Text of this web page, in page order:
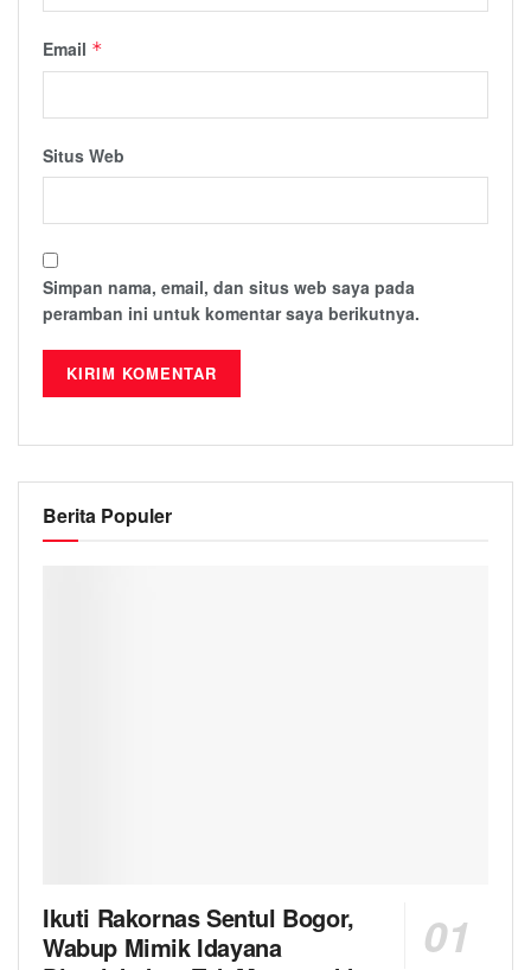
Email *
Situs Web
Simpan nama, email, dan situs web saya pada
peramban ini untuk komentar saya berikutnya.
Berita Populer
Ikuti Rakornas Sentul Bogor,
Wabup Mimik Idayana